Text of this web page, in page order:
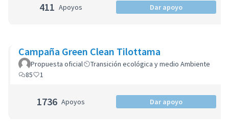
411 Apoyos Dar apoyo
Campaña Green Clean Tilottama
Propuesta oficial
Transición ecológica y medio Ambiente
85
1
1736 Apoyos Dar apoyo